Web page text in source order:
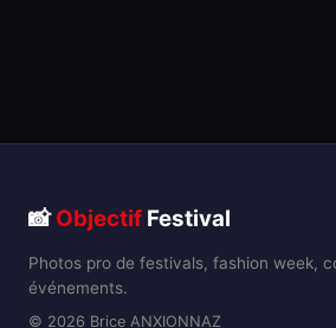
📸Objectif Festival
Photos pro de festivals, fashion week,
événements.
© 2026 Brice ANXIONNAZ